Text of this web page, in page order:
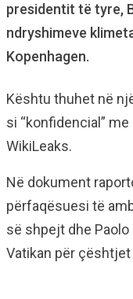
presidentit të tyre,
ndryshimeve
Kopenhagen.
Kështu thuhet në
si “konfidencial”
WikiLeaks.
Në dokument
përfaqësuesi të
së shpejt dhe
Vatikan për